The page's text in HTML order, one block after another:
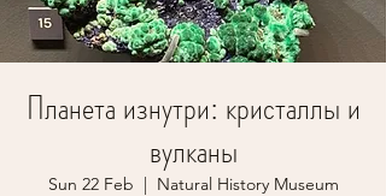
Планета изнутри: кристаллы и
вулканы
Sun 22 Feb
  |
Natural History Museum